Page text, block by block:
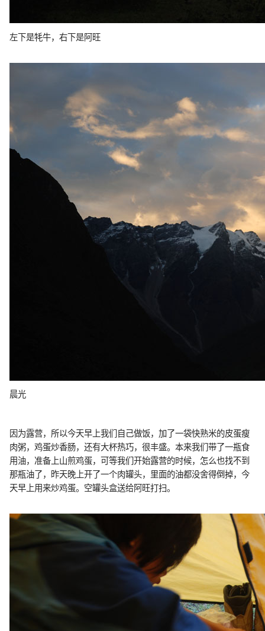
左下是牦牛，右下是阿旺
晨光
因为露营，所以今天早上我们自己做饭，加了一袋快熟米的皮蛋瘦
肉粥，鸡蛋炒香肠，还有大杯热巧，很丰盛。本来我们带了一瓶食
用油，准备上山煎鸡蛋，可等我们开始露营的时候，怎么也找不到
那瓶油了，昨天晚上开了一个肉罐头，里面的油都没舍得倒掉，今
天早上用来炒鸡蛋。空罐头盒送给阿旺打扫。